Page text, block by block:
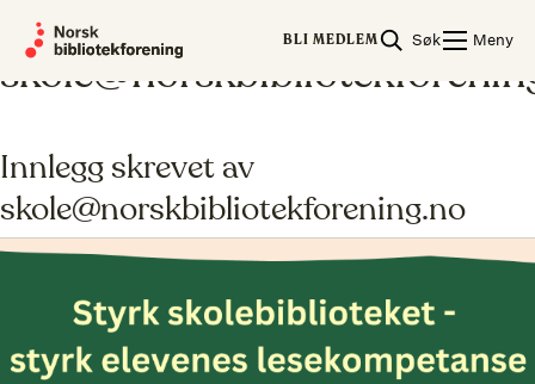
BLI MEDLEM Søk Meny
Om
Innlegg skrevet av
skole@norskbibliotekforening.no